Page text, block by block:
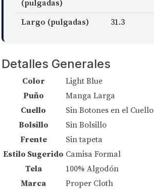
(pulgadas)
Largo (pulgadas) 31.3
Detalles Generales
Color
Light Blue
Puño
Manga Larga
Cuello
Sin Botones en el Cuello
Bolsillo
Sin Bolsillo
Frente
Sin tapeta
Estilo Sugerido Camisa Formal
Tela
100% Algodón
Marca
Proper Cloth